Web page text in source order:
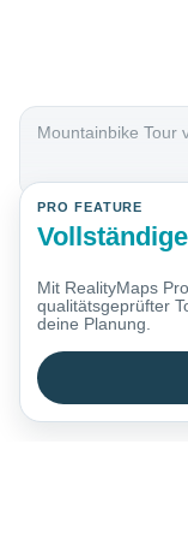
Mountainbike Tour
PRO FEATURE
Mit RealityMaps
qualitätsgeprüfter
deine Planung.